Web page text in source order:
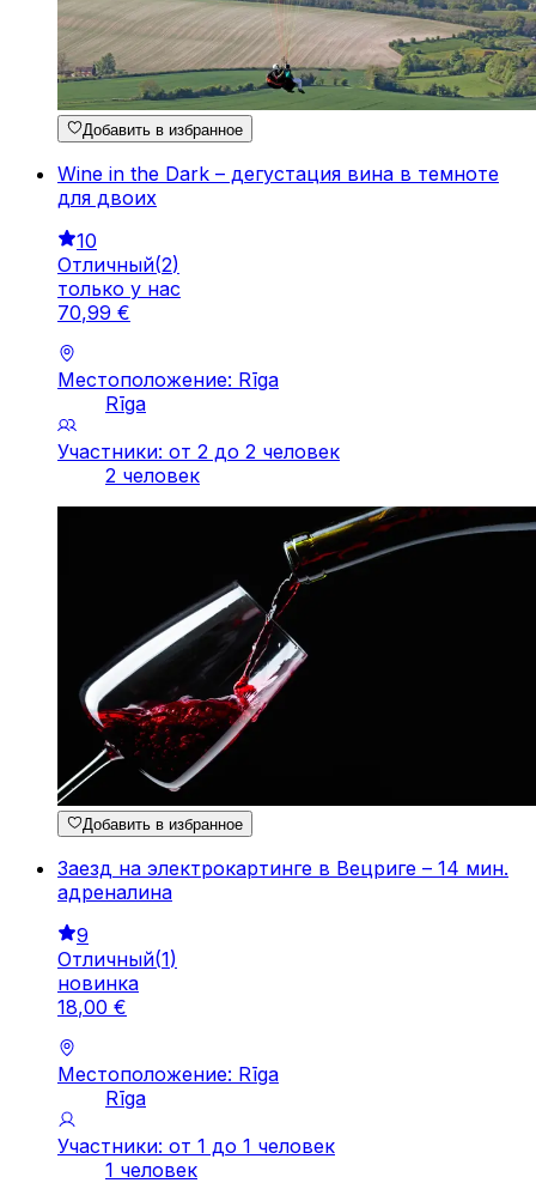
Добавить в избранное
Wine in the Dark – дегустация вина в темноте
для двоих
10
Отличный(2)
только у нас
70,99 €
Местоположение: Rīga
Rīga
Участники: от 2 до 2 человек
2 человек
Добавить в избранное
Заезд на электрокартинге в Вецриге – 14 мин.
адреналина
9
Отличный(1)
новинка
18,00 €
Местоположение: Rīga
Rīga
Участники: от 1 до 1 человек
1 человек